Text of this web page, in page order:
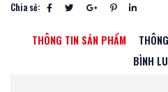
Chia sẻ:
THÔNG TIN SẢN PHẨM
BÌNH